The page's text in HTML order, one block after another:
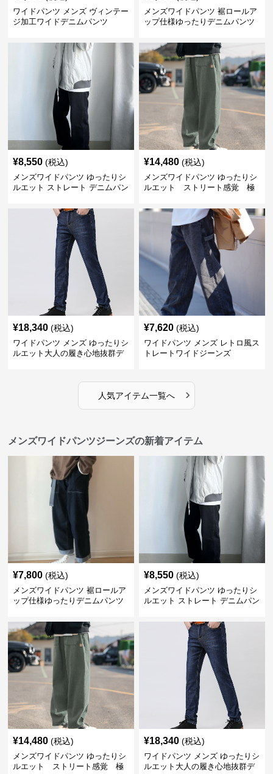
ワイドパンツ メンズ ヴィンテー
ジ加工ワイドデニムパンツ
メンズワイドパンツ 裾ロールア
ップ仕様ゆったりデニムパンツ
¥8,550 (税込)
メンズワイドパンツ ゆったりシ
ルエット ストレート デニムパン
¥14,480 (税込)
メンズワイドパンツ ゆったりシ
ルエット ストリート感覚 極
¥18,340 (税込)
ワイドパンツ メンズ ゆったりシ
ルエット大人の履き心地抜群デ
¥7,620 (税込)
ワイドパンツ メンズ レトロ風ス
トレートワイドジーンズ
人気アイテム一覧へ ›
メンズワイドパンツジーンズの新着アイテム
¥7,800 (税込)
メンズワイドパンツ 裾ロールア
ップ仕様ゆったりデニムパンツ
¥8,550 (税込)
メンズワイドパンツ ゆったりシ
ルエット ストレート デニムパン
¥14,480 (税込)
メンズワイドパンツ ゆったりシ
ルエット ストリート感覚 極
¥18,340 (税込)
ワイドパンツ メンズ ゆったりシ
ルエット大人の履き心地抜群デ